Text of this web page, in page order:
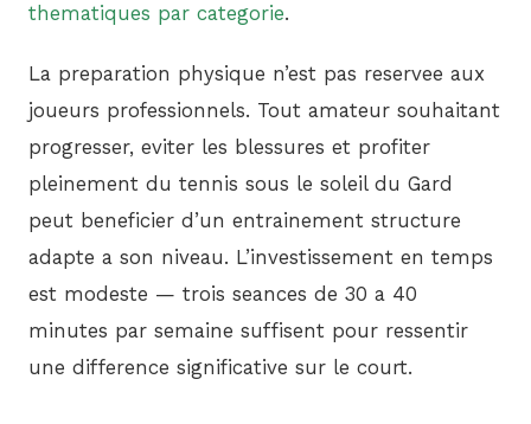
thematiques par categorie.
La preparation physique n’est pas reservee aux
joueurs professionnels. Tout amateur souhaitant
progresser, eviter les blessures et profiter
pleinement du tennis sous le soleil du Gard
peut beneficier d’un entrainement structure
adapte a son niveau. L’investissement en temps
est modeste — trois seances de 30 a 40
minutes par semaine suffisent pour ressentir
une difference significative sur le court.